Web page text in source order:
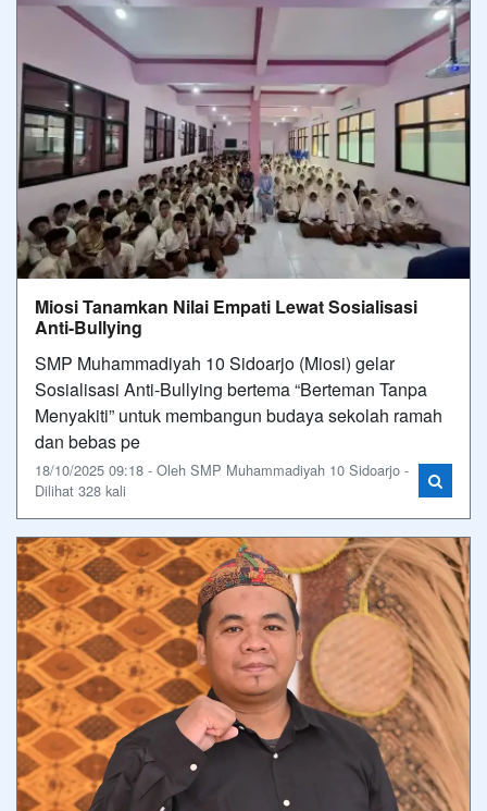
Miosi Tanamkan Nilai Empati Lewat Sosialisasi
Anti-Bullying
SMP Muhammadiyah 10 Sidoarjo (Miosi) gelar
Sosialisasi Anti-Bullying bertema “Berteman Tanpa
Menyakiti” untuk membangun budaya sekolah ramah
dan bebas pe
18/10/2025 09:18 - Oleh SMP Muhammadiyah 10 Sidoarjo -
Dilihat 328 kali